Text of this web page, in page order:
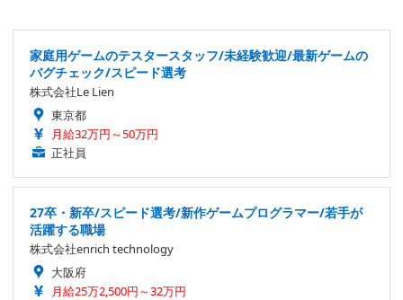
家庭用ゲームのテスタースタッフ/未経験歓迎/最新ゲームの
バグチェック/スピード選考
株式会社Le Lien
東京都
月給32万円～50万円
正社員
27卒・新卒/スピード選考/新作ゲームプログラマー/若手が
活躍する職場
株式会社enrich technology
大阪府
月給25万2,500円～32万円